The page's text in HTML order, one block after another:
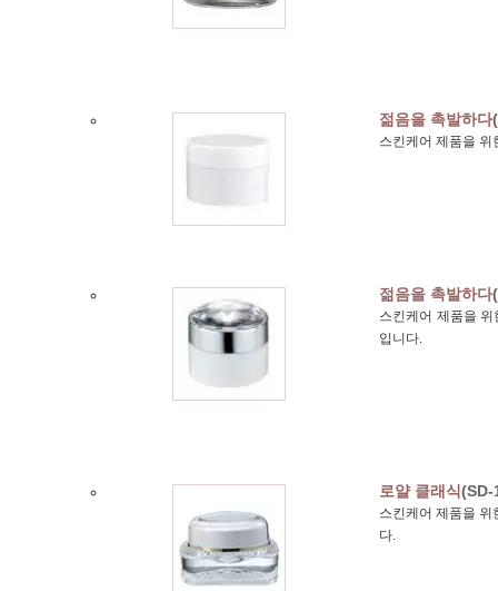
젊음을 촉발하다
스킨케어 제품을 위
젊음을 촉발하다
스킨케어 제품을
입니다.
로얄 클래식(SD-
스킨케어 제품을
다.